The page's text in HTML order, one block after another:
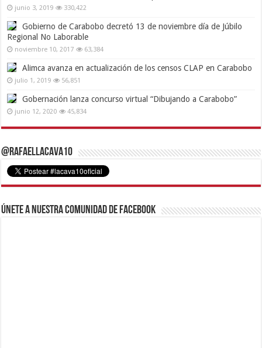
junio 3, 2019 330,422
Gobierno de Carabobo decretó 13 de noviembre día de Júbilo
Regional No Laborable
noviembre 10, 2017 63,384
Alimca avanza en actualización de los censos CLAP en Carabobo
julio 1, 2019 56,851
Gobernación lanza concurso virtual “Dibujando a Carabobo”
junio 12, 2020 45,834
@RafaelLacava10
Únete a nuestra comunidad de Facebook